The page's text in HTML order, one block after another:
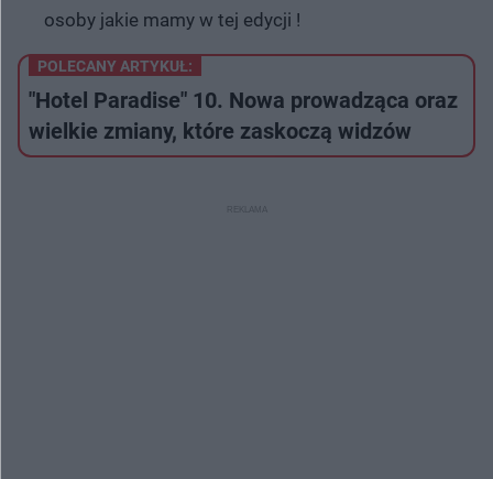
osoby jakie mamy w tej edycji !
POLECANY ARTYKUŁ:
"Hotel Paradise" 10. Nowa prowadząca oraz
wielkie zmiany, które zaskoczą widzów